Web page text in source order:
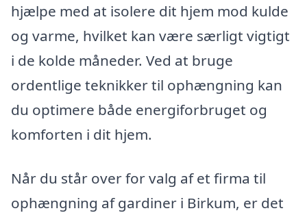
hjælpe med at isolere dit hjem mod kulde
og varme, hvilket kan være særligt vigtigt
i de kolde måneder. Ved at bruge
ordentlige teknikker til ophængning kan
du optimere både energiforbruget og
komforten i dit hjem.
Når du står over for valg af et firma til
ophængning af gardiner i Birkum, er det